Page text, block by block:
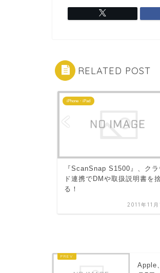
RELATED POST
iPhone・iPad
『ScanSnap S1500』、クラ
ド連携でDMや取扱説明書を
る！
2011年11月
Apple